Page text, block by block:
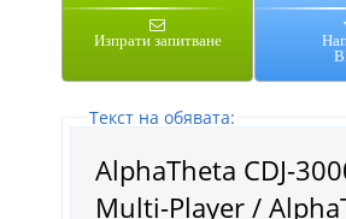
Изпрати запитване
Tекст на обявата:
AlphaTheta CDJ-
Multi-Player / AlphaTheta Euphonia Rotary Mixer / Pioneer